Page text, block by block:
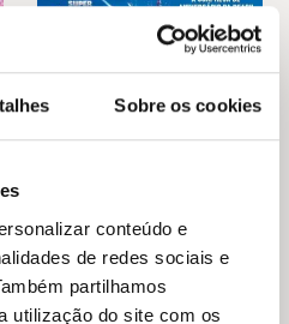
Sobre os cookies
conteúdo e
de redes sociais e
partilhamos
utilização do site com os
10,95€ O
preço
era:
10,95 €.
9,86
preço
9,86 €.
Super Mario Galaxy: O
Filme: A Surpresa de
Aniversário da Peach: Livro
de Histórias